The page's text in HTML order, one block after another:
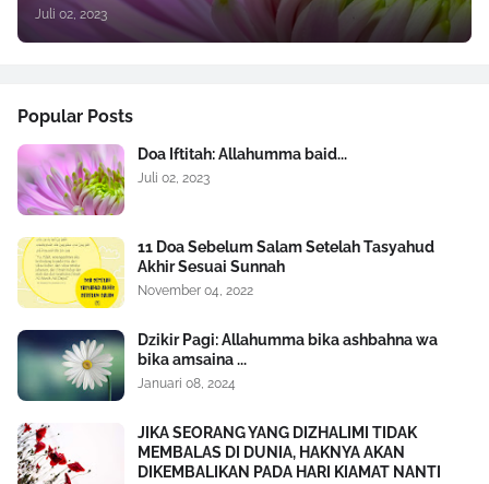
Juli 02, 2023
Popular Posts
Doa Iftitah: Allahumma baid...
Juli 02, 2023
11 Doa Sebelum Salam Setelah Tasyahud
Akhir Sesuai Sunnah
November 04, 2022
Dzikir Pagi: Allahumma bika ashbahna wa
bika amsaina ...
Januari 08, 2024
JIKA SEORANG YANG DIZHALIMI TIDAK
MEMBALAS DI DUNIA, HAKNYA AKAN
DIKEMBALIKAN PADA HARI KIAMAT NANTI